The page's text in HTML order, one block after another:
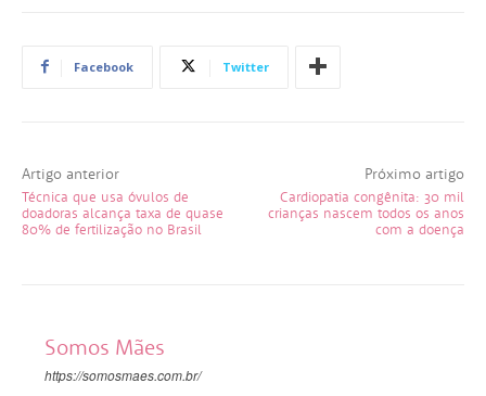
Facebook Twitter
Artigo anterior
Técnica que usa óvulos de
doadoras alcança taxa de quase
80% de fertilização no Brasil
Próximo artigo
Cardiopatia congênita: 30 mil
crianças nascem todos os anos
com a doença
Somos Mães
https://somosmaes.com.br/